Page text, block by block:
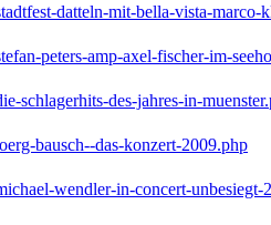
datteln-mit-bella-vista-marco-
peters-amp-axel-fischer-im-
schlagerhits-des-jahres-in-
bausch--das-konzert-2009.php
wendler-in-concert-unbesiegt-